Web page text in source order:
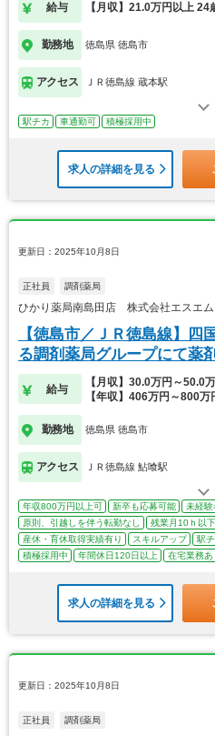
給与 【月収】21.0万円以上 24
勤務地 徳島県 徳島市
アクセス ＪＲ徳島線 蔵本駅
駅チカ 車通勤可 積極採用中
求人の詳細を見る
更新日：2025年10月8日
正社員 調剤薬局
ひかり薬局南島田店 株式会社エスエム
【徳島市／ＪＲ徳島線】四
る調剤薬局グループにて薬
給与
【月収】30.0万円～50.0
【年収】406万円～800万
勤務地 徳島県 徳島市
アクセス ＪＲ徳島線 鮎喰駅
年収800万円以上可 新卒も応募可能
未経験
原則、引越しを伴う転勤なし
残業月10ｈ以下
産休・育休取得実績有り
スキルアップ 駅
積極採用中
年間休日120日以上 在宅業務あ
求人の詳細を見る
更新日：2025年10月8日
正社員 調剤薬局